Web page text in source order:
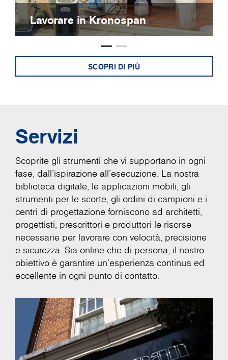
Lavorare in Kronospan
SCOPRI DI PIÙ
Servizi
Scoprite gli strumenti che vi supportano in ogni
fase, dall'ispirazione all'esecuzione. La nostra
biblioteca digitale, le applicazioni mobili, gli
strumenti per le scorte, gli ordini di campioni e i
centri di progettazione forniscono ad architetti,
progettisti, prescrittori e produttori le risorse
necessarie per lavorare con velocità, precisione
e sicurezza. Sia online che di persona, il nostro
obiettivo è garantire un'esperienza continua ed
eccellente in ogni punto di contatto.